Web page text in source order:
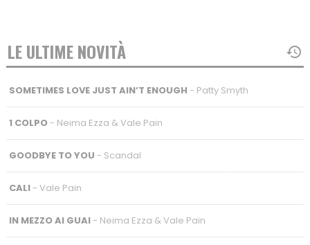
LE ULTIME NOVITÀ
SOMETIMES LOVE JUST AIN’T ENOUGH - Patty Smyth
1 COLPO- Neima Ezza & Vale Pain
GOODBYE TO YOU - Scandal
CALI- Vale Pain
IN MEZZO AI GUAI- Neima Ezza & Vale Pain